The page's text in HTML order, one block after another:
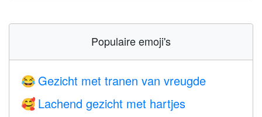
Populaire emoji's
😂 Gezicht met tranen van vreugde
🥰 Lachend gezicht met hartjes